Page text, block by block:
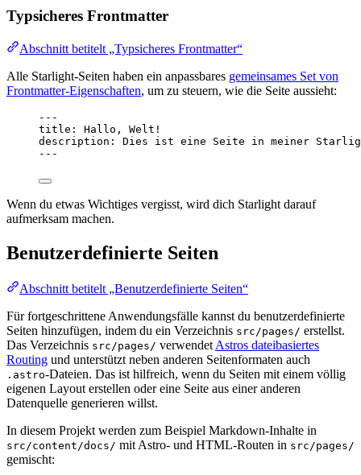
Typsicheres Frontmatter
Abschnitt betitelt „Typsicheres Frontmatter“
Alle Starlight-Seiten haben ein anpassbares gemeinsames Set von
Frontmatter-Eigenschaften, um zu steuern, wie die Seite aussieht:
---
title : Hallo, Welt!
description : Dies ist eine Seite in meiner
---
Wenn du etwas Wichtiges vergisst, wird dich Starlight darauf
aufmerksam machen.
Benutzerdefinierte Seiten
Abschnitt betitelt „Benutzerdefinierte Seiten“
Für fortgeschrittene Anwendungsfälle kannst du benutzerdefinierte
Seiten hinzufügen, indem du ein Verzeichnis src/pages/ erstellst.
Das Verzeichnis src/pages/ verwendet Astros dateibasiertes
Routing und unterstützt neben anderen Seitenformaten auch
.astro-Dateien. Das ist hilfreich, wenn du Seiten mit einem völlig
eigenen Layout erstellen oder eine Seite aus einer anderen
Datenquelle generieren willst.
In diesem Projekt werden zum Beispiel Markdown-Inhalte in
src/content/docs/ mit Astro- und HTML-Routen in src/pages/
gemischt: